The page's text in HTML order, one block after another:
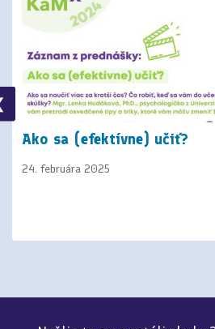
Ako sa (efektívne) učiť?
24. februára 2025